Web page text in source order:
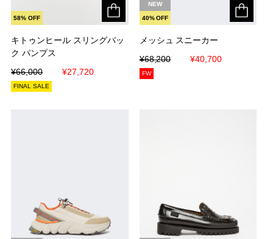
キトゥンヒール スリングバッ
ク パンプス
¥66,000
¥27,720
58% OFF
キトゥンヒール スリングバッ
ク パンプス
¥66,000
¥27,720
FINAL SALE
メッシュ スニーカー
¥68,200
¥40,700
NEW
40% OFF
メッシュ スニーカー
¥68,200
¥40,700
FW